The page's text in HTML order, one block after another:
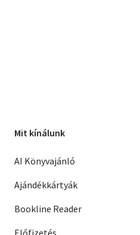
Mit kínálunk
AI Könyvajánló
Ajándékkártyák
Bookline Reader
Előfizetés